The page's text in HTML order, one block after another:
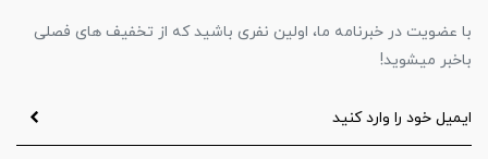
با عضویت در خبرنامه ما، اولین نفری باشید که از تخفیف های فصلی
باخبر میشوید!